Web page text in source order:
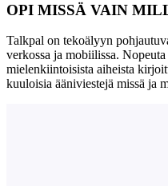
OPI MISSÄ VAIN
Talkpal on tekoälyyn
verkossa ja mobiilissa.
mielenkiintoisista aiheista
kuuloisia ääniviestejä missä ja